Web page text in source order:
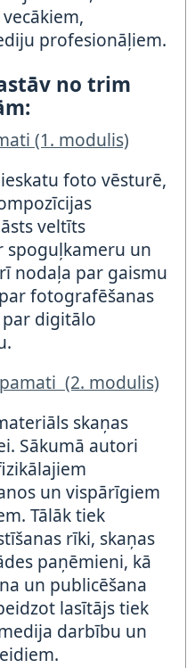
profesionāļiem.
no trim
(1. modulis)
foto vēsturē,
veltīts
spoguļkameru un
nodaļa par gaismu
fotografēšanas
digitālo
(2. modulis)
skaņas
Sākumā autori
un vispārīgiem
Tālāk tiek
rīki, skaņas
paņēmieni, kā
un publicēšana
lasītājs tiek
darbību un